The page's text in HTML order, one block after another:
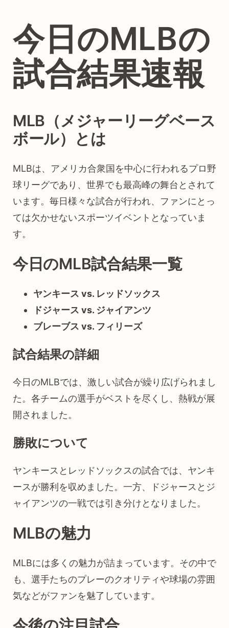
今日のMLBの
試合結果速報
MLB（メジャーリーグベース
ボール）とは
MLBは、アメリカ合衆国を中心に行われるプロ野
球リーグであり、世界でも最高峰の舞台とされて
います。毎日様々な試合が行われ、ファンにとっ
ては欠かせないスポーツイベントとなっていま
す。
今日のMLB試合結果一覧
ヤンキース vs. レッドソックス
ドジャース vs. ジャイアンツ
ブレーブス vs. フィリーズ
試合結果の詳細
今日のMLBでは、激しい試合が繰り広げられまし
た。各チームの選手がベストを尽くし、熱戦が展
開されました。
勝敗について
ヤンキースとレッドソックスの試合では、ヤンキ
ースが勝利を収めました。一方、ドジャースとジ
ャイアンツの一戦では引き分けとなりました。
MLBの魅力
MLBには多くの魅力が詰まっています。その中で
も、選手たちのプレーのクオリティや球場の雰囲
気などがファンを魅了しています。